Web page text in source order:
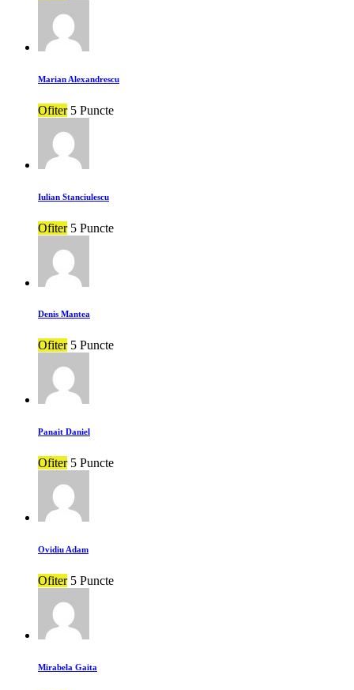
Marian Alexandrescu
Ofiter 5 Puncte
Iulian Stanciulescu
Ofiter 5 Puncte
Denis Mantea
Ofiter 5 Puncte
Panait Daniel
Ofiter 5 Puncte
Ovidiu Adam
Ofiter 5 Puncte
Mirabela Gaita